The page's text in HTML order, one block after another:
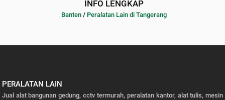
INFO LENGKAP
Banten / Peralatan Lain di Tangerang
PERALATAN LAIN
Jual alat bangunan gedung, cctv termurah, peralatan kantor, alat tulis, mesin